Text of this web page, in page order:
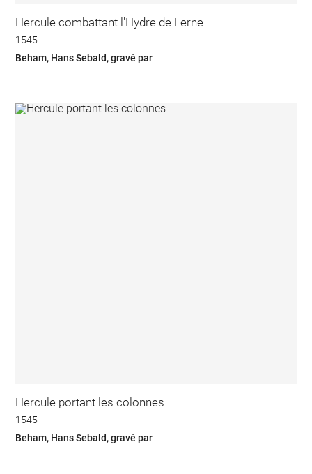
Hercule combattant l'Hydre de Lerne
1545
Beham, Hans Sebald, gravé par
Hercule portant les colonnes
1545
Beham, Hans Sebald, gravé par